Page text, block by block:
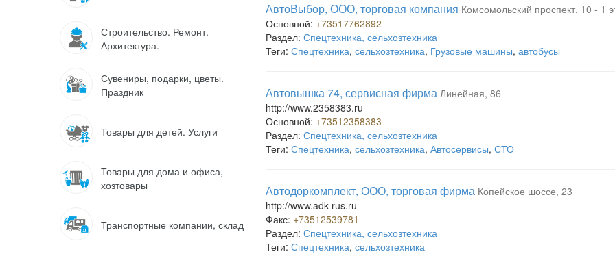
Строительство. Ремонт.
Архитектура.
Сувениры, подарки, цветы.
Праздник
Товары для детей. Услуги
Товары для дома и офиса,
хозтовары
Транспортные компании, склад
АвтоВыбор, ООО, торговая компания Комсомольский проспект, 10 - 1
Основной: +73517762892
Раздел: Спецтехника, сельхозтехника
Теги: Спецтехника, сельхозтехника, Грузовые машины, автобусы
Автовышка 74, сервисная фирма Линейная, 86
http://www.2358383.ru
Основной: +73512358383
Раздел: Спецтехника, сельхозтехника
Теги: Спецтехника, сельхозтехника, Автосервисы, СТО
Автодоркомплект, ООО, торговая фирма Копейское шоссе, 23
http://www.adk-rus.ru
Факс: +73512539781
Раздел: Спецтехника, сельхозтехника
Теги: Спецтехника, сельхозтехника